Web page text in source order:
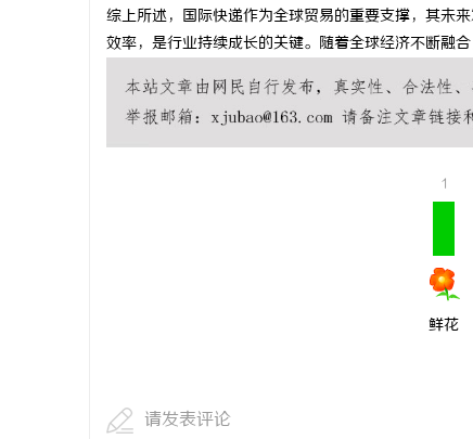
综上所述，国际快递作为全球贸易的重要支撑，其未
效率，是行业持续成长的关键。随着全球经济不断融
1
鲜花
请发表评论
法律困境